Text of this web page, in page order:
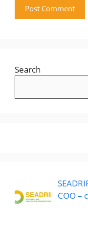
Search
COO –